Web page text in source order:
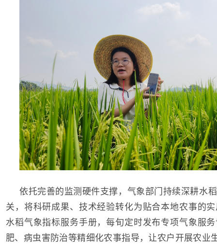
依托完善的监测硬件支撑，气象部门持续深耕水
关，将科研成果、技术经验转化为贴合本地农事的
水稻气象指标服务手册，每旬定时发布专项气象服
肥、病虫害防治等精细化农事指导，让农户开展农业